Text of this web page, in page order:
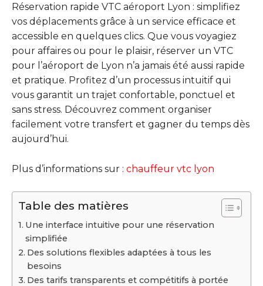
Réservation rapide VTC aéroport Lyon : simplifiez
vos déplacements grâce à un service efficace et
accessible en quelques clics. Que vous voyagiez
pour affaires ou pour le plaisir, réserver un VTC
pour l’aéroport de Lyon n’a jamais été aussi rapide
et pratique. Profitez d’un processus intuitif qui
vous garantit un trajet confortable, ponctuel et
sans stress. Découvrez comment organiser
facilement votre transfert et gagner du temps dès
aujourd’hui.
Plus d’informations sur : chauffeur vtc lyon
Table des matières
Une interface intuitive pour une réservation
simplifiée
Des solutions flexibles adaptées à tous les
besoins
Des tarifs transparents et compétitifs à portée